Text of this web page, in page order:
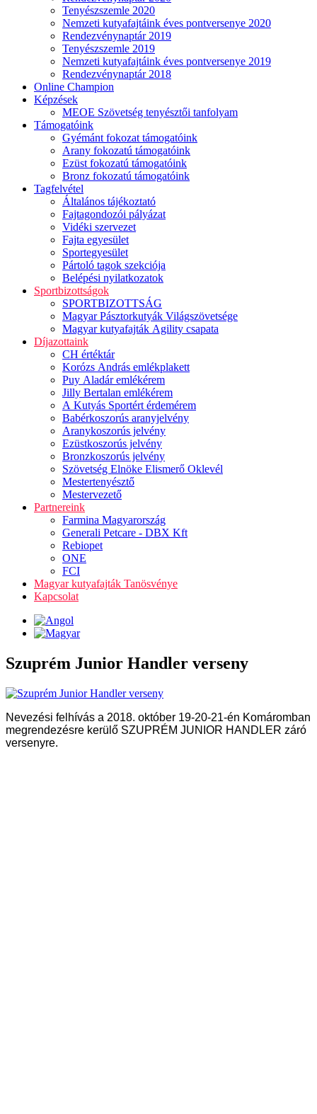
Tenyészszemle 2020
Nemzeti kutyafajtáink éves pontversenye 2020
Rendezvénynaptár 2019
Tenyészszemle 2019
Nemzeti kutyafajtáink éves pontversenye 2019
Rendezvénynaptár 2018
Online Champion
Képzések
MEOE Szövetség tenyésztői tanfolyam
Támogatóink
Gyémánt fokozat támogatóink
Arany fokozatú támogatóink
Ezüst fokozatú támogatóink
Bronz fokozatú támogatóink
Tagfelvétel
Általános tájékoztató
Fajtagondozói pályázat
Vidéki szervezet
Fajta egyesület
Sportegyesület
Pártoló tagok szekciója
Belépési nyilatkozatok
Sportbizottságok
SPORTBIZOTTSÁG
Magyar Pásztorkutyák Világszövetsége
Magyar kutyafajták Agility csapata
Díjazottaink
CH értéktár
Korózs András emlékplakett
Puy Aladár emlékérem
Jilly Bertalan emlékérem
A Kutyás Sportért érdemérem
Babérkoszorús aranyjelvény
Aranykoszorús jelvény
Ezüstkoszorús jelvény
Bronzkoszorús jelvény
Szövetség Elnöke Elismerő Oklevél
Mestertenyésztő
Mestervezető
Partnereink
Farmina Magyarország
Generali Petcare - DBX Kft
Rebiopet
ONE
FCI
Magyar kutyafajták Tanösvénye
Kapcsolat
Szuprém Junior Handler verseny
Nevezési felhívás a 2018. október 19-20-21-én Komáromban
megrendezésre kerülő SZUPRÉM JUNIOR HANDLER záró
versenyre.